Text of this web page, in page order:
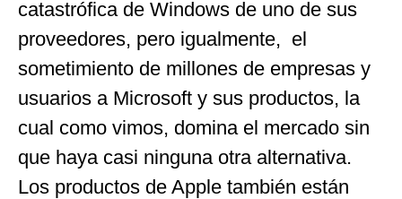
catastrófica de Windows de uno de sus
proveedores, pero igualmente, el
sometimiento de millones de empresas y
usuarios a Microsoft y sus productos, la
cual como vimos, domina el mercado sin
que haya casi ninguna otra alternativa.
Los productos de Apple también están